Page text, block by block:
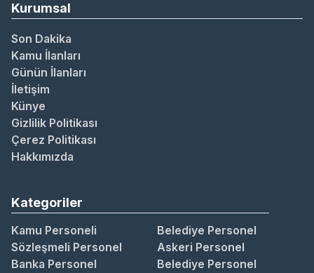
Kurumsal
Son Dakika
Kamu İlanları
Günün İlanları
İletişim
Künye
Gizlilik Politikası
Çerez Politikası
Hakkımızda
Kategoriler
Kamu Personeli
Belediye Personel
Sözleşmeli Personel
Askeri Personel
Banka Personel
Belediye Personel